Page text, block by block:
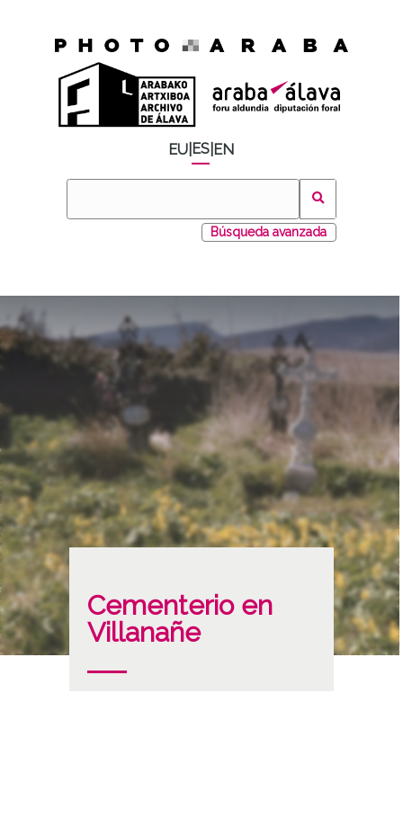
EU ES EN
Búsqueda avanzada
Cementerio en
Villanañe